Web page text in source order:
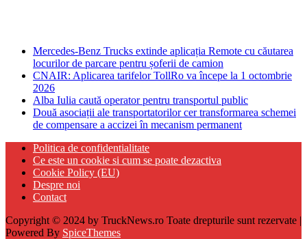
Mercedes-Benz Trucks extinde aplicația Remote cu căutarea
locurilor de parcare pentru șoferii de camion
CNAIR: Aplicarea tarifelor TollRo va începe la 1 octombrie
2026
Alba Iulia caută operator pentru transportul public
Două asociații ale transportatorilor cer transformarea schemei
de compensare a accizei în mecanism permanent
Politica de confidentialitate
Ce este un cookie si cum se poate dezactiva
Cookie Policy (EU)
Despre noi
Contact
Copyright © 2024 by TruckNews.ro Toate drepturile sunt rezervate |
Powered By SpiceThemes